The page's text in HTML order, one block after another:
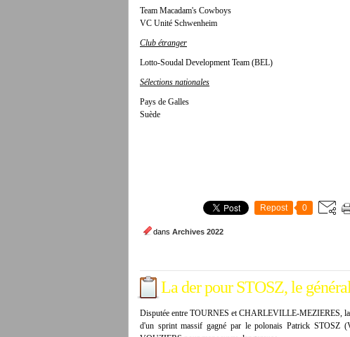
Team Macadam's Cowboys
VC Unité Schwenheim
Club étranger
Lotto-Soudal Development Team (BEL)
Sélections nationales
Pays de Galles
Suède
Repost 0
dans Archives 2022
La der pour STOSZ, le
Disputée entre TOURNES et CHARLEVILLE-MEZIERES, la
d'un sprint massif gagné par le polonais Patrick STOSZ